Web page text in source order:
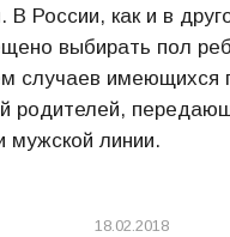
В России, как и в
выбирать пол
случаев имеющихся
родителей,
мужской линии.
18.02.2018